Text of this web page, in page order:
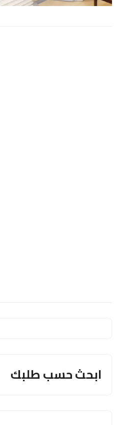
ابحث حسب طلبك